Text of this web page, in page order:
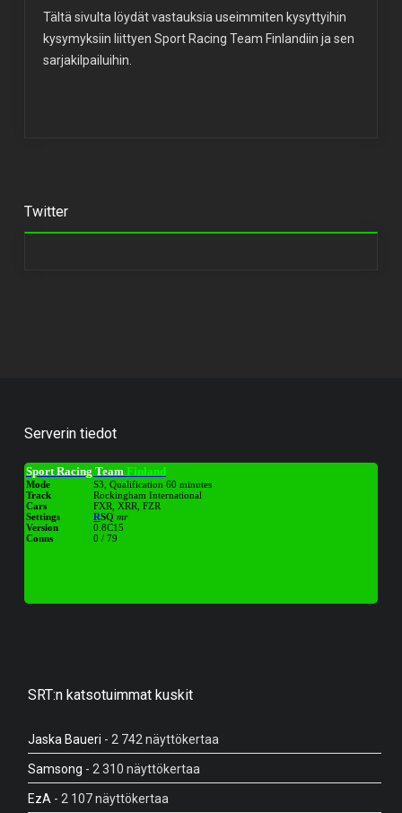
Tältä sivulta löydät vastauksia useimmiten kysyttyihin
kysymyksiin liittyen Sport Racing Team Finlandiin ja sen
sarjakilpailuihin.
Twitter
Serverin tiedot
SRT:n katsotuimmat kuskit
Jaska Baueri - 2 742 näyttökertaa
Samsong - 2 310 näyttökertaa
EzA - 2 107 näyttökertaa